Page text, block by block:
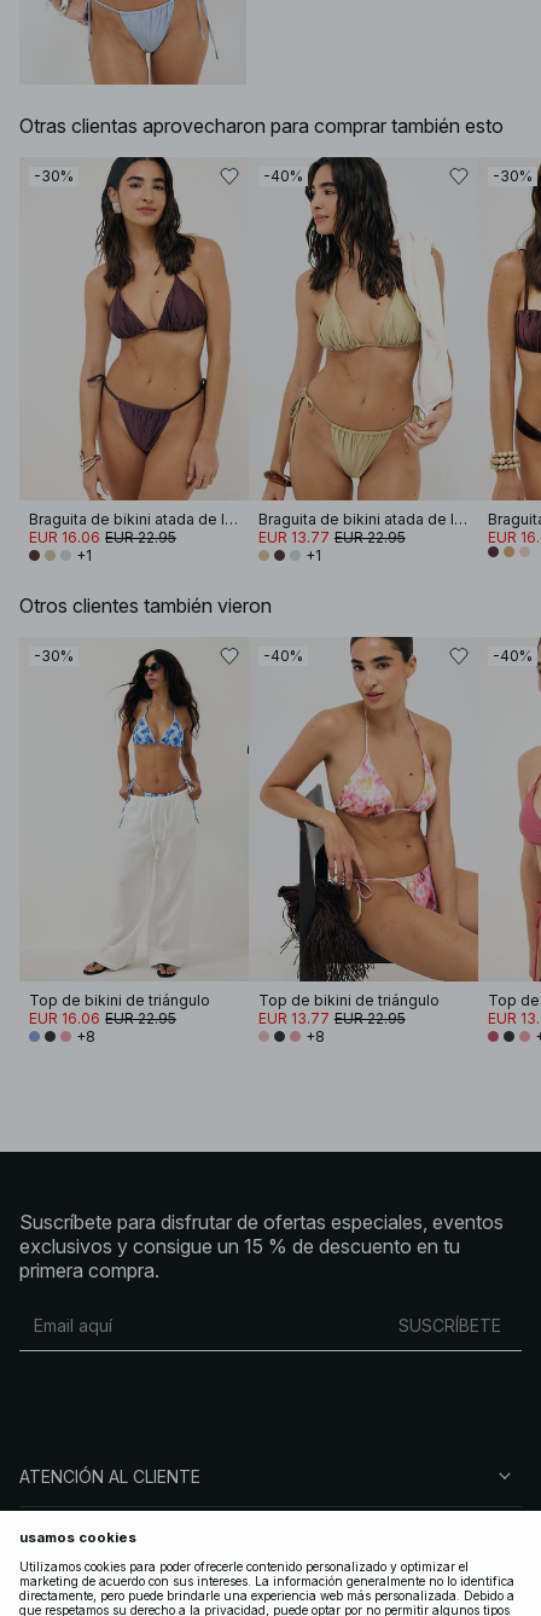
Otras clientas aprovecharon para comprar también esto
-30%
Braguita de bikini atada de lado brillante
EUR 16.06 EUR 22.95
+1
-40%
Braguita de bikini atada de lado brillante
EUR 13.77 EUR 22.95
+1
-30%
EUR
Otros clientes también vieron
-30%
Top de bikini de triángulo
EUR 16.06 EUR 22.95
+8
-40%
Top de bikini de triángulo
EUR 13.77 EUR 22.95
+8
-40%
Top
EUR
Suscríbete para disfrutar de ofertas especiales, eventos
exclusivos y consigue un 15 % de descuento en tu
primera compra.
SUSCRÍBETE
ATENCIÓN AL CLIENTE
SOBRE NA-KD
SÍGUENOS